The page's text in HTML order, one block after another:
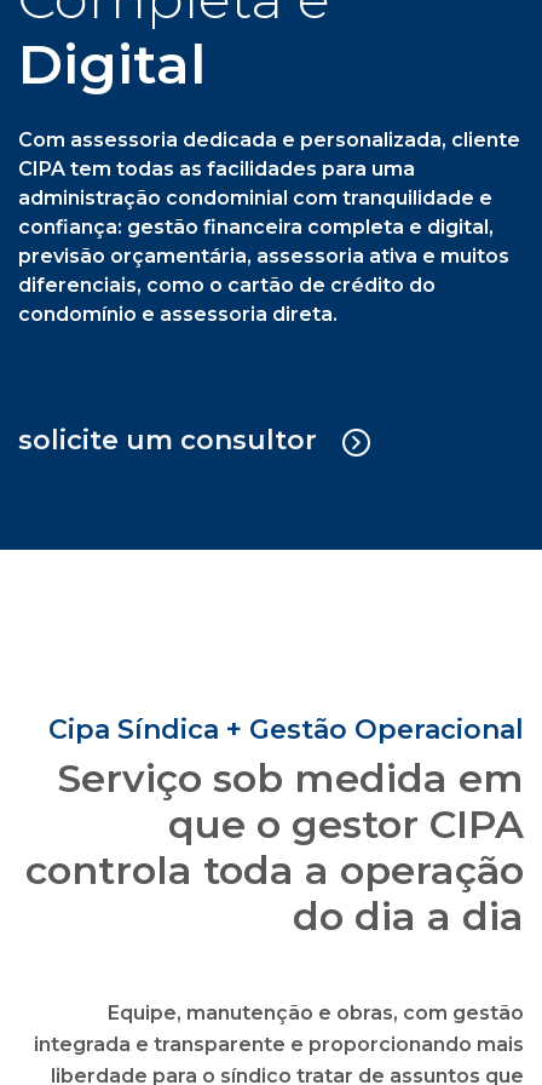
administração condominial com tranquilidade e
confiança: gestão financeira completa e digital,
previsão orçamentária, assessoria ativa e muitos
condomínio e assessoria direta.
solicite um consultor
Cipa Síndica + Gestão Operacional
do dia a dia
Equipe, manutenção e obras, com gestão
integrada e transparente e proporcionando mais
liberdade para o síndico tratar de assuntos que
precisam mais da sua atenção no condomínio.
solicitar uma proposta